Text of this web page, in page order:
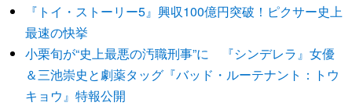
『トイ・ストーリー5』興収100億円突破！ピクサー史上
最速の快挙
小栗旬が“史上最悪の汚職刑事”に 『シンデレラ』女優
＆三池崇史と劇薬タッグ『バッド・ルーテナント：トウ
キョウ』特報公開